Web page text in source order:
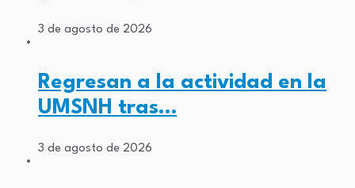
3 de agosto de 2026
Regresan a la actividad en la
UMSNH tras…
3 de agosto de 2026